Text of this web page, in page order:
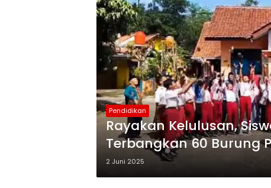
Pendidikan
Rayakan Kelulusan,
Terbangkan 60 Burung
Satwa
2 Juni 2025